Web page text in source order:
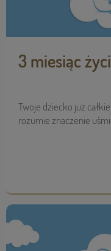
3 miesiąc
Twoje dziecko już
rozumie znaczenie